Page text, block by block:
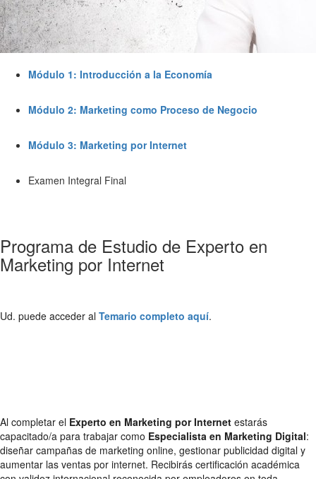
Módulo 1: Introducción a la Economía
Módulo 2: Marketing como Proceso de Negocio
Módulo 3: Marketing por Internet
Examen Integral Final
Programa de Estudio de Experto en
Marketing por Internet
Ud. puede acceder al Temario completo aquí.
Al completar el Experto en Marketing por Internet estarás
capacitado/a para trabajar como Especialista en Marketing Digital:
diseñar campañas de marketing online, gestionar publicidad digital y
aumentar las ventas por internet. Recibirás certificación académica